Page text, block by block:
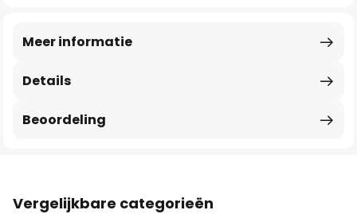
Details
Meer informatie
Beoordeling
Vergelijkbare categorieën